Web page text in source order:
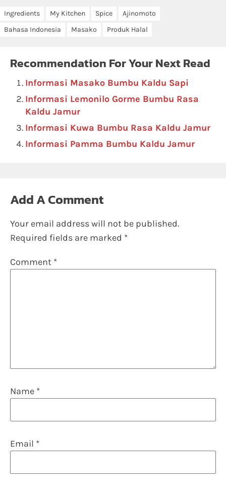
Ingredients My Kitchen Spice
Ajinomoto
Bahasa Indonesia
Masako Produk Halal
Recommendation For Your Next Read
Informasi Masako Bumbu Kaldu Sapi
Informasi Lemonilo Gorme Bumbu Rasa
Kaldu Jamur
Informasi Kuwa Bumbu Rasa Kaldu Jamur
Informasi Pamma Bumbu Kaldu Jamur
Add A Comment
Your email address will not be published.
Required fields are marked *
Comment *
Name *
Email *